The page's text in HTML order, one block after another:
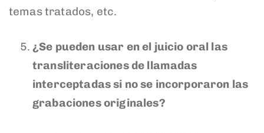
temas tratados, etc.
¿Se pueden usar en el juicio oral las
transliteraciones de llamadas
interceptadas si no se incorporaron las
grabaciones originales?